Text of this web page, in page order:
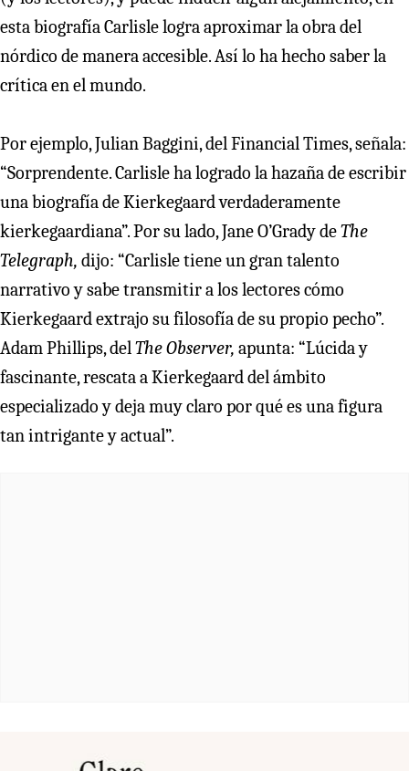
esta biografía Carlisle logra aproximar la obra del
nórdico de manera accesible. Así lo ha hecho saber la
crítica en el mundo.
Por ejemplo, Julian Baggini, del Financial Times, señala:
“Sorprendente. Carlisle ha logrado la hazaña de escribir
una biografía de Kierkegaard verdaderamente
kierkegaardiana”. Por su lado, Jane O’Grady deThe
Telegraph, dijo: “Carlisle tiene un gran talento
narrativo y sabe transmitir a los lectores cómo
Kierkegaard extrajo su filosofía de su propio pecho”.
Adam Phillips, delThe Observer, apunta: “Lúcida y
fascinante, rescata a Kierkegaard del ámbito
especializado y deja muy claro por qué es una figura
tan intrigante y actual”.